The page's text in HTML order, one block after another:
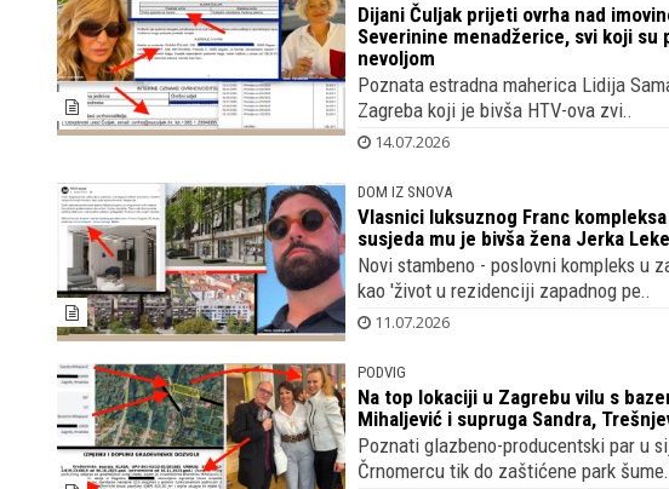
Dijani Čuljak prijeti ovrha nad
Severinine menadžerice, svi koji
nevoljom
Poznata estradna maherica Lidija
Zagreba koji je bivša HTV-ova zvi..
14.07.2026
DOM IZ SNOVA
Vlasnici luksuznog Franc
susjeda mu je bivša žena Jerka
Novi stambeno - poslovni kompleks u
kao 'život u rezidenciji zapadnog pe..
11.07.2026
PODVIG
Na top lokaciji u Zagrebu vilu s
Mihaljević i supruga Sandra,
Poznati glazbeno-producentski par u
Črnomercu tik do zaštićene park